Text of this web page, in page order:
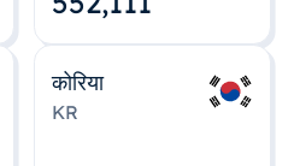
कोरिया
KR